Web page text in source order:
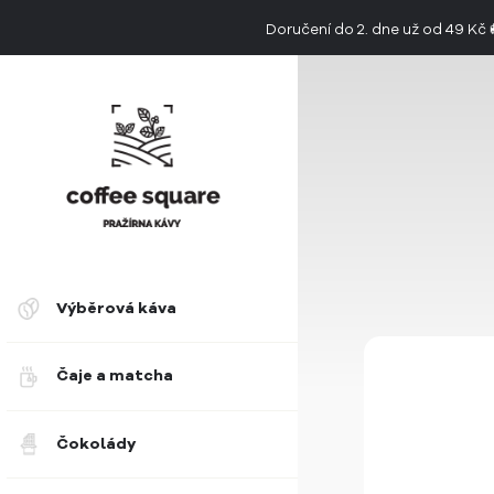
👉 Objevte jedinečnou chuť
Doručení do 2. dne už od 49 Kč
Výběrová káva
Čaje a matcha
Čokolády